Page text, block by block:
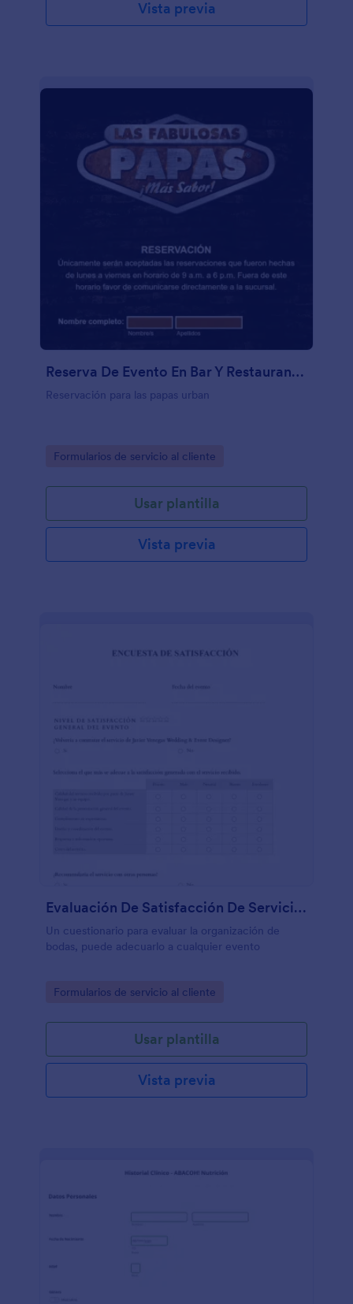
Vista previa
Reserva De Evento En Bar Y Restaurante De Asados
Reservación para las papas urban
Go to Category:
Formularios de servicio al cliente
Usar plantilla
Vista previa
Evaluación De Satisfacción De Servicios
Un cuestionario para evaluar la organización de
bodas, puede adecuarlo a cualquier evento
Go to Category:
Formularios de servicio al cliente
Usar plantilla
Vista previa